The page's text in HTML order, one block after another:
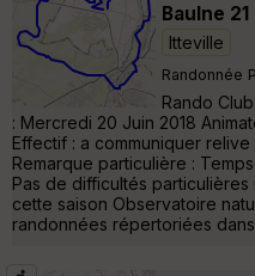
Baulne
Itteville
Randonnée
Rando
: Mercredi 20 Juin 2018
Effectif : a communiquer
Remarque particulière :
Pas de difficultés
cette saison Observatoire
randonnées répertoriées